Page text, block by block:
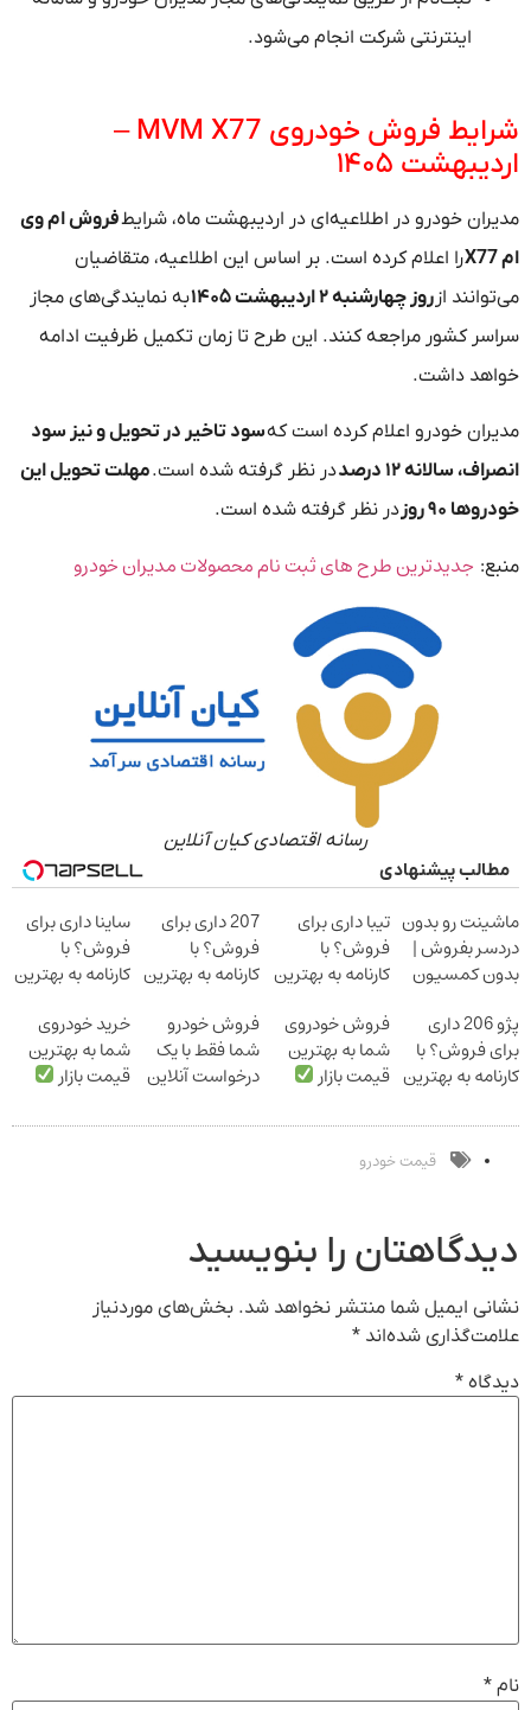
اینترنتی شرکت انجام می‌شود.
شرایط فروش خودروی MVM X77 –
اردیبهشت ۱۴۰۵
مدیران خودرو در اطلاعیه‌ای در اردیبهشت ماه، شرایطفروش ام وی
ام X77
را اعلام کرده است. بر اساس این اطلاعیه، متقاضیان
می‌توانند از روز چهارشنبه ۲ اردیبهشت ۱۴۰۵
به نمایندگی‌های مجاز
سراسر کشور مراجعه کنند. این طرح تا زمان تکمیل ظرفیت ادامه
خواهد داشت.
مدیران خودرو اعلام کرده است کهسود تاخیر در تحویل و نیز سود
انصراف، سالانه ۱۲ درصد
در نظر گرفته شده است.مهلت تحویل این
خودروها ۹۰ روز
در نظر گرفته شده است.
منبع: جدیدترین طرح های ثبت نام محصولات مدیران خودرو
رسانه اقتصادی کیان آنلاین
مطالب پیشنهادی
ماشینت رو بدون
دردسر بفروش |
بدون کمسیون
تیبا داری برای
فروش؟ با
کارنامه به بهترین
207 داری برای
فروش؟ با
کارنامه به بهترین
ساینا داری برای
فروش؟ با
کارنامه به بهترین
پژو 206 داری
برای فروش؟ با
کارنامه به بهترین
فروش خودروی
شما به بهترین
قیمت بازار
فروش خودرو
شما فقط با یک
درخواست آنلاین
خرید خودروی
شما به بهترین
قیمت بازار
قیمت خودرو
دیدگاهتان را بنویسید
نشانی ایمیل شما منتشر نخواهد شد. بخش‌های موردنیاز
علامت‌گذاری شده‌اند *
دیدگاه *
نام *